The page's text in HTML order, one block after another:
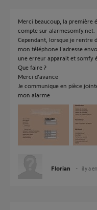
Merci beaucoup, la première
compte sur alarmesomfy.net.
Cependant, lorsque je rentre
mon téléphone l'adresse
une erreur apparait et somfy
Que faire ?
Merci d'avance
Je communique en pièce
mon alarme
Florian il y a